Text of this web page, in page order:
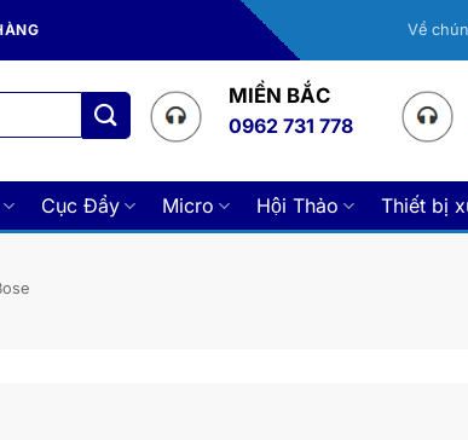
Về
MIỀN BẮC
0962 731 778
Cục Đẩy Micro Hội Thảo Thiết bị